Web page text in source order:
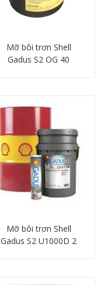
Mỡ bôi trơn Shell
Gadus S2 OG 40
Mỡ bôi trơn Shell
Gadus S2 U1000D 2